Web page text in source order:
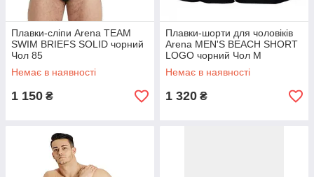
Плавки-сліпи Arena TEAM
SWIM BRIEFS SOLID чорний
Чол 85
Немає в наявності
1 150 ₴
Плавки-шорти для чоловіків
Arena MEN'S BEACH SHORT
LOGO чорний Чол M
Немає в наявності
1 320 ₴